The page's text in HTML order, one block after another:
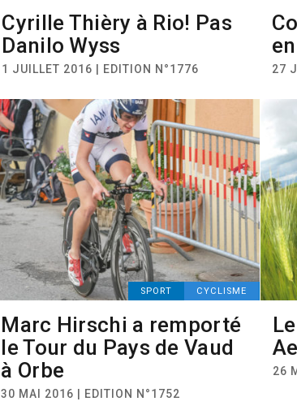
Cyrille Thièry à Rio! Pas
Danilo Wyss
1 JUILLET 2016 | EDITION N°1776 27
SPORT CYCLISME
Marc Hirschi a remporté
le Tour du Pays de Vaud
à Orbe
30 MAI 2016 | EDITION N°1752
26